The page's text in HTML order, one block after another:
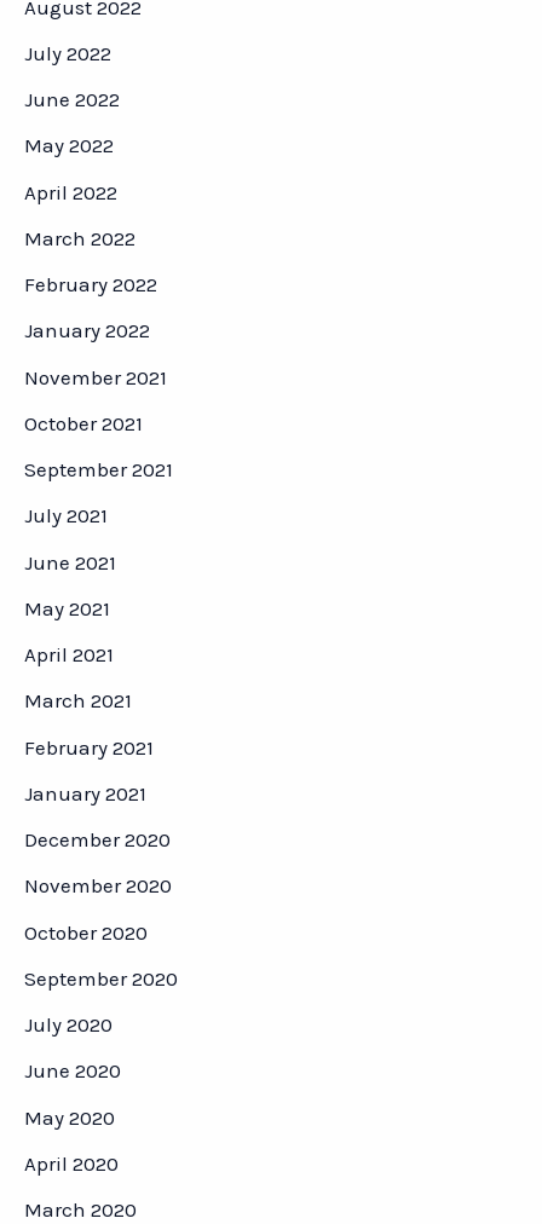
August 2022
July 2022
June 2022
May 2022
April 2022
March 2022
February 2022
January 2022
November 2021
October 2021
September 2021
July 2021
June 2021
May 2021
April 2021
March 2021
February 2021
January 2021
December 2020
November 2020
October 2020
September 2020
July 2020
June 2020
May 2020
April 2020
March 2020